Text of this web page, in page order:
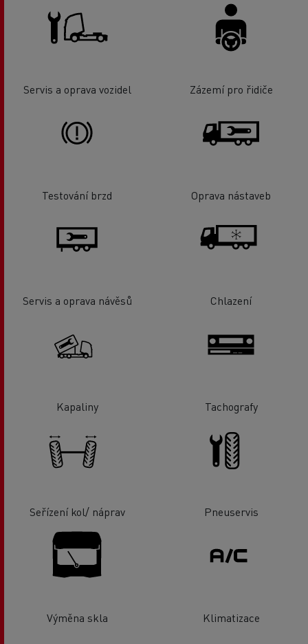
Servis a oprava vozidel Zázemí pro řidiče
Testování brzd Oprava nástaveb
Servis a oprava návěsů Chlazení
Kapaliny Tachografy
Seřízení kol/ náprav Pneuservis
Výměna skla Klimatizace